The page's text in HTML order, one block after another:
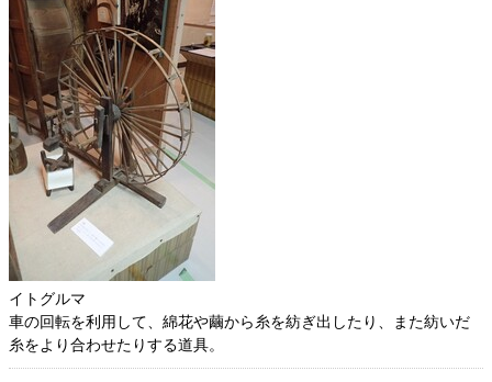
イトグルマ
車の回転を利用して、綿花や繭から糸を紡ぎ出したり、また紡いだ
糸をより合わせたりする道具。